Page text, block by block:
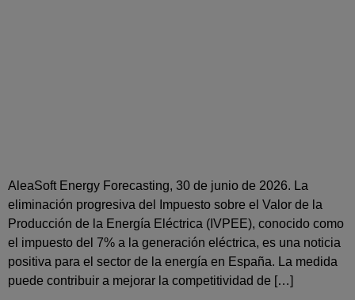
AleaSoft Energy Forecasting, 30 de junio de 2026. La
eliminación progresiva del Impuesto sobre el Valor de la
Producción de la Energía Eléctrica (IVPEE), conocido como
el impuesto del 7% a la generación eléctrica, es una noticia
positiva para el sector de la energía en España. La medida
puede contribuir a mejorar la competitividad de […]